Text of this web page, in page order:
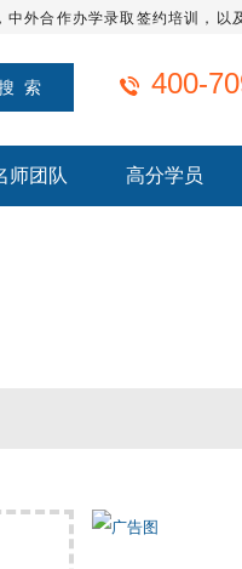
外合作办学录取签约培训，以
400-
师团队 高分学员